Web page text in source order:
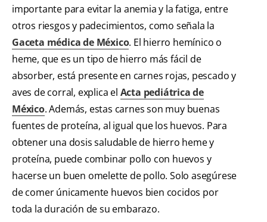
importante para evitar la anemia y la fatiga, entre
otros riesgos y padecimientos, como señala la
Gaceta médica de México. El hierro hemínico o
heme, que es un tipo de hierro más fácil de
absorber, está presente en carnes rojas, pescado y
aves de corral, explica el Acta pediátrica de
México. Además, estas carnes son muy buenas
fuentes de proteína, al igual que los huevos. Para
obtener una dosis saludable de hierro heme y
proteína, puede combinar pollo con huevos y
hacerse un buen omelette de pollo. Solo asegúrese
de comer únicamente huevos bien cocidos por
toda la duración de su embarazo.